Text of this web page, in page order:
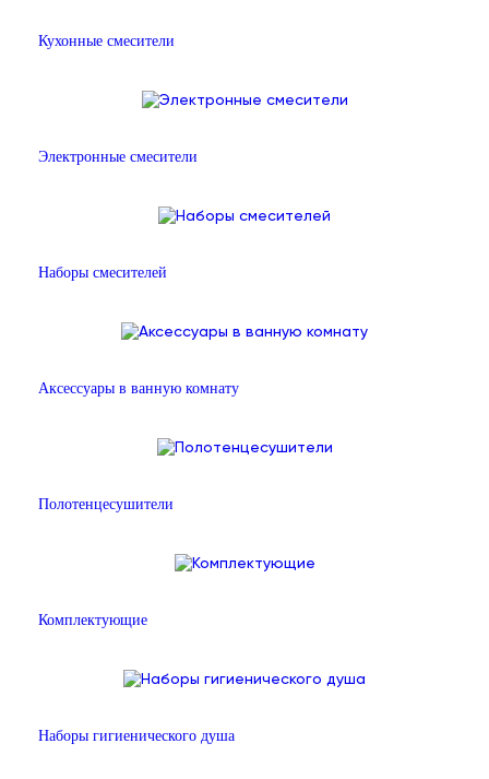
Кухонные смесители
Электронные смесители
Наборы смесителей
Аксессуары в ванную комнату
Полотенцесушители
Комплектующие
Наборы гигиенического душа